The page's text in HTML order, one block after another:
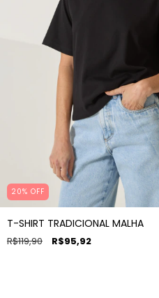
20% OFF
T-SHIRT TRADICIONAL MALHA
R$119,90 R$95,92